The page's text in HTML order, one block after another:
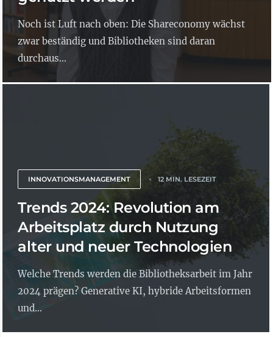
Noch ist Luft nach oben: Die Shareconomy wächst
zwar beständig und Bibliotheken sind daran
durchaus...
INNOVATIONSMANAGEMENT 12 MIN. LESEZEIT
Trends 2024: Revolution am
Arbeitsplatz durch Nutzung
alter und neuer Technologien
Welche Trends werden die Bibliotheksarbeit im Jahr
2024 prägen? Generative KI, hybride Arbeitsformen
und...